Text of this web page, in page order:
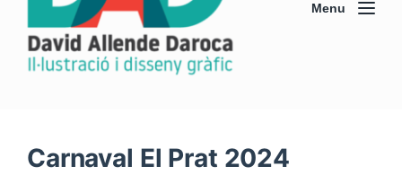
Menu
Carnaval El Prat 2024